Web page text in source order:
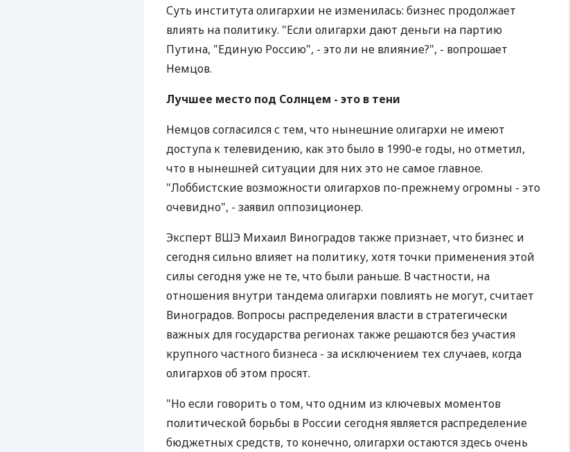
Суть института олигархии не изменилась: бизнес продолжает
влиять на политику. "Если олигархи дают деньги на партию
Путина, "Единую Россию", - это ли не влияние?", - вопрошает
Немцов.
Лучшее место под Солнцем - это в тени
Немцов согласился с тем, что нынешние олигархи не имеют
доступа к телевидению, как это было в 1990-е годы, но отметил,
что в нынешней ситуации для них это не самое главное.
"Лоббистские возможности олигархов по-прежнему огромны - это
очевидно", - заявил оппозиционер.
Эксперт ВШЭ Михаил Виноградов также признает, что бизнес и
сегодня сильно влияет на политику, хотя точки применения этой
силы сегодня уже не те, что были раньше. В частности, на
отношения внутри тандема олигархи повлиять не могут, считает
Виноградов. Вопросы распределения власти в стратегически
важных для государства регионах также решаются без участия
крупного частного бизнеса - за исключением тех случаев, когда
олигархов об этом просят.
"Но если говорить о том, что одним из ключевых моментов
политической борьбы в России сегодня является распределение
бюджетных средств, то конечно, олигархи остаются здесь очень